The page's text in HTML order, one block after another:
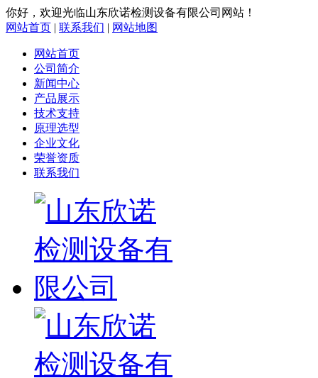
你好，欢迎光临山东欣诺检测设备有限公司网站！
网站首页 | 联系我们 | 网站地图
网站首页
公司简介
新闻中心
产品展示
技术支持
原理选型
企业文化
荣誉资质
联系我们